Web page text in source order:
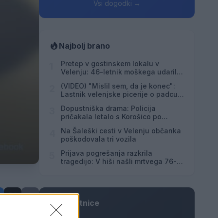
Vsi dogodki →
Najbolj brano
Pretep v gostinskem lokalu v
Velenju: 46-letnik moškega udaril s
(VIDEO) "Mislil sem, da je konec":
Lastnik velenjske picerije o padcu s
Dopustniška drama: Policija
pričakala letalo s Korošico po
Na Šaleški cesti v Velenju občanka
poškodovala tri vozila
Prijava pogrešanja razkrila
tragedijo: V hiši našli mrtvega 76-
Osmrtnice